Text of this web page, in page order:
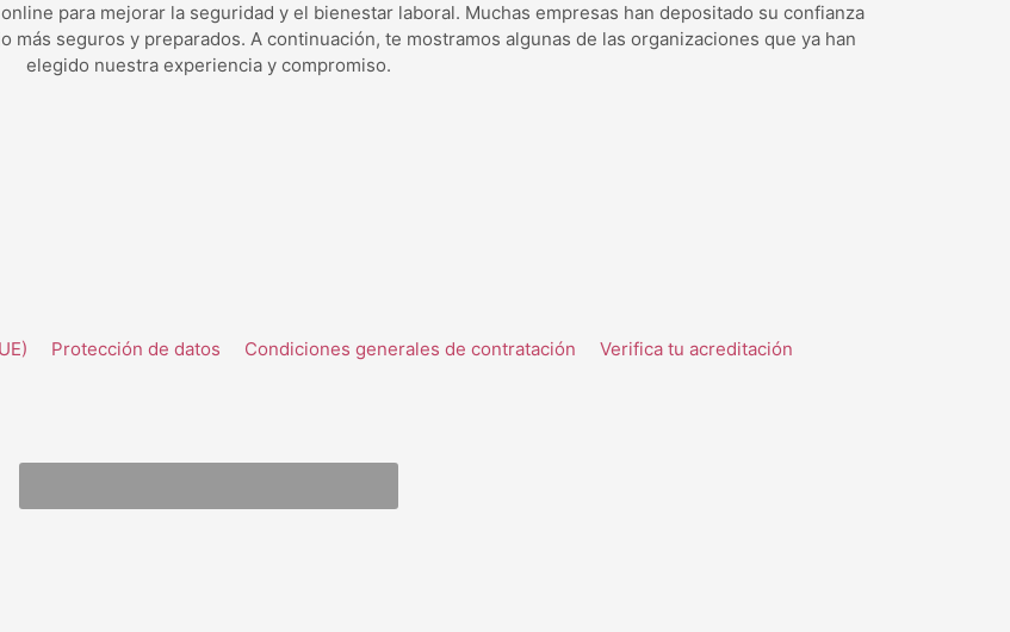
para mejorar la seguridad y el bienestar laboral. Muchas empresas han depositado su confianza
seguros y preparados. A continuación, te mostramos algunas de las organizaciones que ya han
elegido nuestra experiencia y compromiso.
Protección de datos Condiciones generales de contratación Verifica tu acreditación